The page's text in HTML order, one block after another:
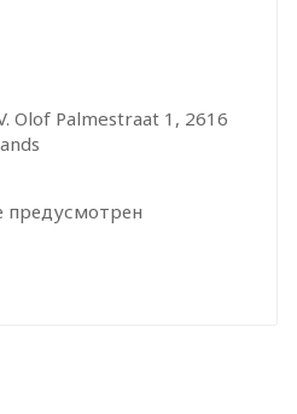
Olof Palmestraat 1, 2616
предусмотрен